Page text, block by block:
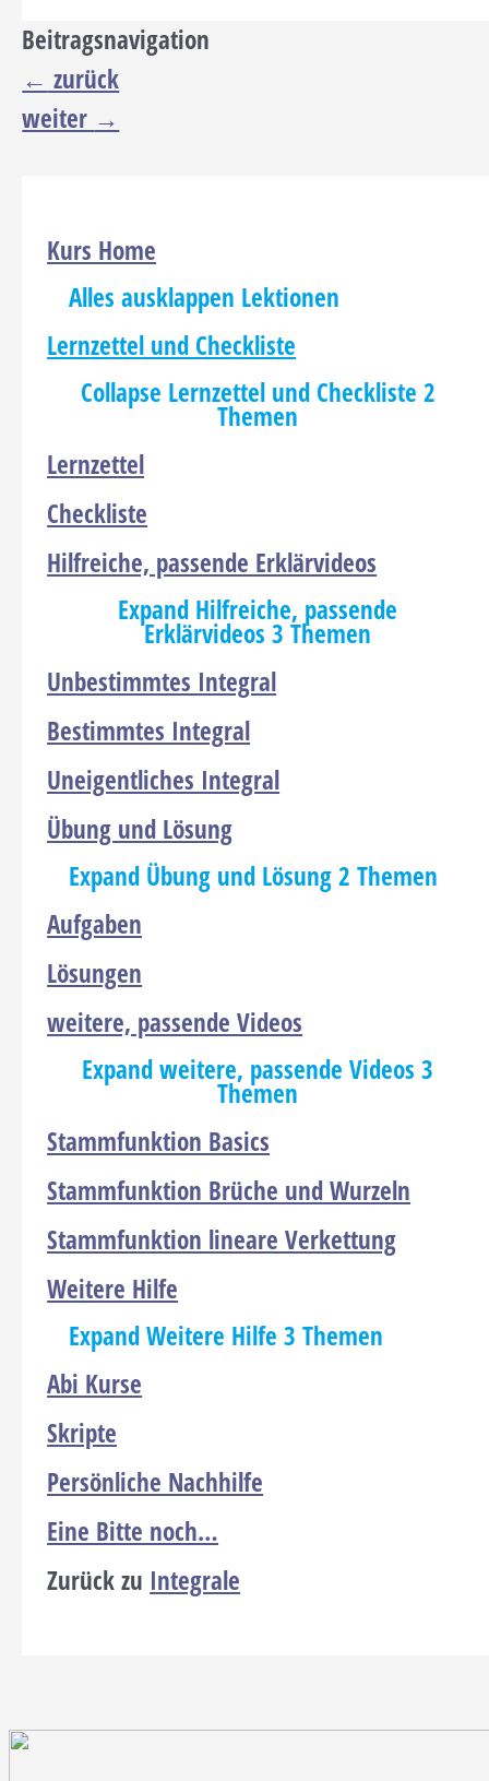
Kurs Home
Alles ausklappen Lektionen
Lernzettel und Checkliste
Collapse Lernzettel und Checkliste 2
Themen
Lernzettel
Checkliste
Hilfreiche, passende Erklärvideos
Expand Hilfreiche, passende
Erklärvideos3 Themen
Unbestimmtes Integral
Bestimmtes Integral
Uneigentliches Integral
Übung und Lösung
Expand Übung und Lösung2 Themen
Aufgaben
Lösungen
weitere, passende Videos
Expandweitere, passende Videos3
Themen
Stammfunktion Basics
Stammfunktion Brüche und Wurzeln
Stammfunktion lineare Verkettung
Weitere Hilfe
ExpandWeitere Hilfe3 Themen
Abi Kurse
Skripte
Persönliche Nachhilfe
Eine Bitte noch…
Zurück zu Integrale
Beitragsnavigation
← zurück
weiter →